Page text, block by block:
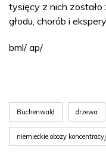
tysięcy z nich zostało
głodu, chorób i
bml/ ap/
Buchenwald drzewa
niemieckie obozy